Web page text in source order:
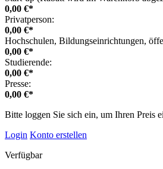
0,00 €*
Privatperson:
0,00 €*
Hochschulen, Bildungseinrichtungen,
0,00 €*
Studierende:
0,00 €*
Presse:
0,00 €*
Bitte loggen Sie sich ein, um Ihren Preis
Login Konto erstellen
Verfügbar